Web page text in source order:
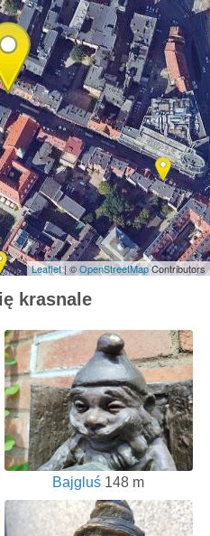
Leaflet| ©OpenStreetMapContributors
krasnale
Bajgluś 148 m